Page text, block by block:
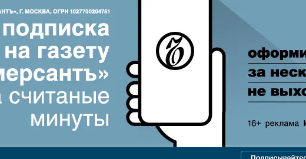
Реклама в «Ъ» www.kommersant.ru/ad